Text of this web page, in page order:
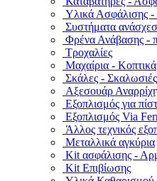
Υλικά Ασφάλισης
Συστήματα
Φρένα Ανάβασης -
Τροχαλίες
Μαχαίρια - Κοπτικά
Σκάλες - Σκαλωσιές
Αξεσουάρ
Εξοπλισμός για
Εξοπλισμός Via
Άλλος τεχνικός
Μεταλλικά αγκύρια
Kit ασφάλισης -
Kit Επιβίωσης